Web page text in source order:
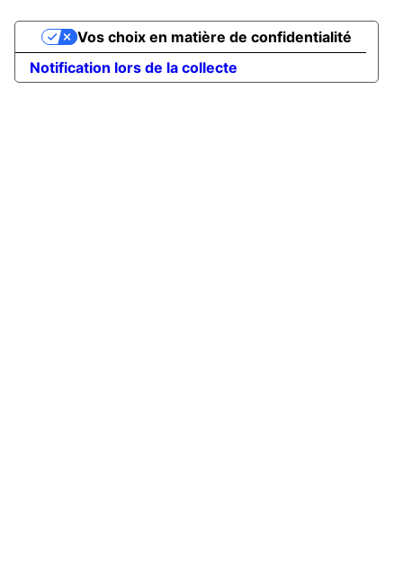
Notification lors de la collecte
Vos choix en matière de confidentialité